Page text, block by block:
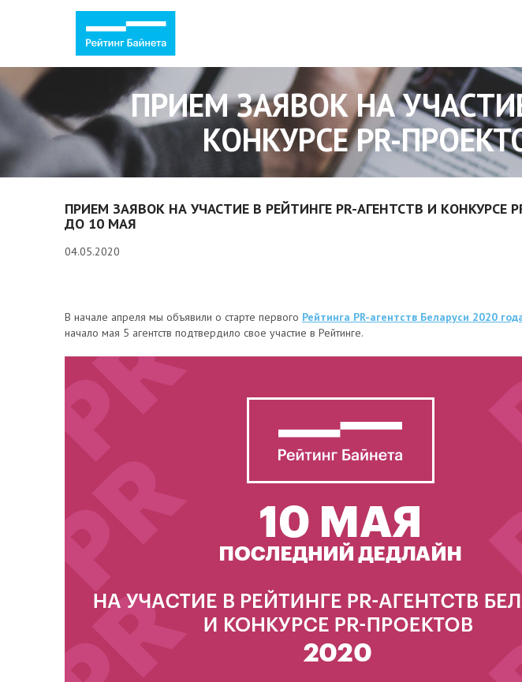
ПРИЕМ ЗАЯВОК НА
КОНКУРСЕ PR-
ПРИЕМ ЗАЯВОК НА УЧАСТИЕ В РЕЙТИНГЕ PR-АГЕНТСТВ И КОНКУРСЕ
ДО 10 МАЯ
04.05.2020
В начале апреля мы объявили о старте первого Рейтинга PR-агентств Беларуси 2020
начало мая 5 агентств подтвердило свое участие в Рейтинге.